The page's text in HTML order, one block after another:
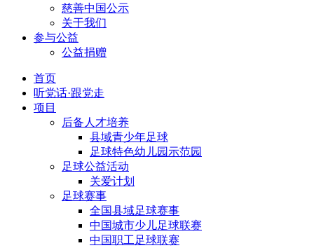
慈善中国公示
关于我们
参与公益
公益捐赠
首页
听党话·跟党走
项目
后备人才培养
县域青少年足球
足球特色幼儿园示范园
足球公益活动
关爱计划
足球赛事
全国县域足球赛事
中国城市少儿足球联赛
中国职工足球联赛